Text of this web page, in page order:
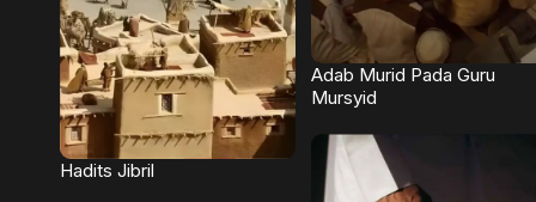
Hadits Jibril
Adab Murid Pada Guru
Mursyid